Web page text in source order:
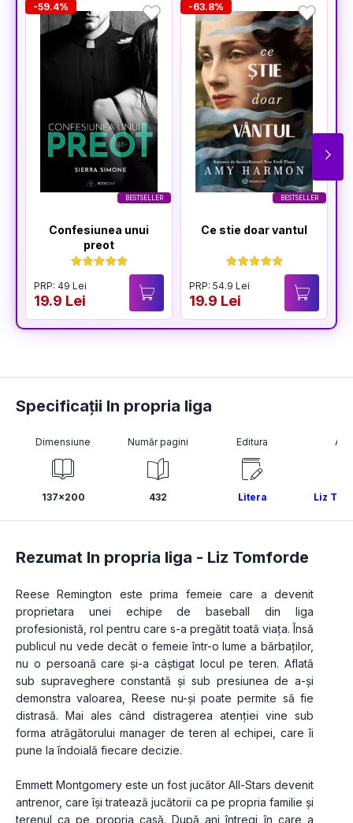
BESTSELLER
-59.4%
Confesiunea unui
preot
PRP: 49 Lei
19.9 Lei
BESTSELLER
-63.8%
Ce stie doar vantul
PRP: 54.9 Lei
19.9 Lei
Specificații In propria liga
Dimensiune
137x200
Număr pagini
432
Editura
Litera Liz
Rezumat In propria liga - Liz Tomforde
Reese Remington este prima femeie care a devenit
proprietara unei echipe de baseball din liga
profesionistă, rol pentru care s-a pregătit toată viața. Însă
publicul nu vede decât o femeie într-o lume a bărbaților,
nu o persoană care și-a câștigat locul pe teren. Aflată
sub supraveghere constantă și sub presiunea de a-și
demonstra valoarea, Reese nu-și poate permite să fie
distrasă. Mai ales când distragerea atenției vine sub
forma atrăgătorului manager de teren al echipei, care îi
pune la îndoială fiecare decizie.
Emmett Montgomery este un fost jucător All-Stars devenit
antrenor, care își tratează jucătorii ca pe propria familie și
terenul ca pe propria casă. După ani întregi în care a